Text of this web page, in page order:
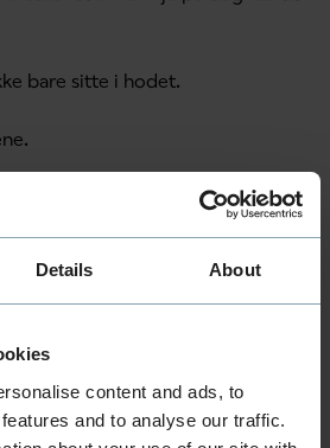
Details About
content and ads, to
and to analyse our traffic.
bare sitte i hodet.
være under
til raskt.
forsøk.